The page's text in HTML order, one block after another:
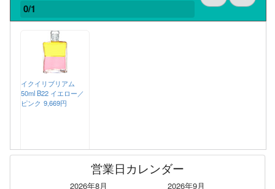
0/1
イクイリブリアム
50ml B22 イエロー／
ピンク 9,669円
営業日カレンダー
2026年8月
2026年9月